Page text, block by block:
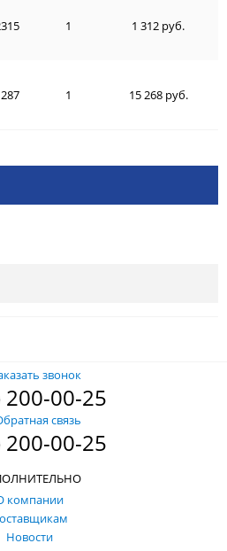
1 1 312 руб.
1 15 268 руб.
звонок
200-00-25
связь
200-00-25
компании
Новости